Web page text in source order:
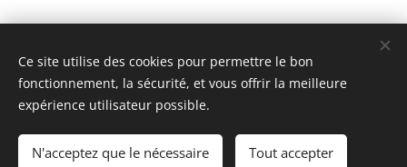
Unione Superiori Generali - Via dei Penitenzieri 19 -00193 ROMA
Cookies
Langues
Italiano
English Français Español
Ce site utilise des cookies pour permettre le bon
fonctionnement, la sécurité, et vous offrir la meilleure
expérience utilisateur possible.
N'acceptez que le nécessaire Tout accepter